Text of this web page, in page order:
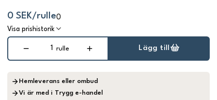
0 SEK/rulle0
Visa prishistorik
rulle Lägg till
Hemleverans eller ombud
Vi är med i Trygg e-handel